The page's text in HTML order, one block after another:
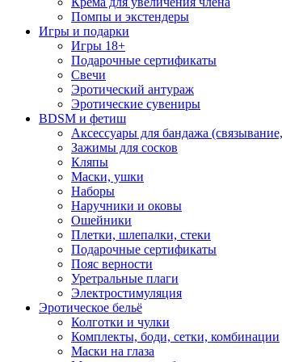
Помпы и экстендеры
Игры и подарки
Игры 18+
Подарочные сертификаты
Свечи
Эротический антураж
Эротические сувениры
BDSM и фетиш
Аксессуары для бандажа
Зажимы для сосков
Кляпы
Маски, ушки
Наборы
Наручники и оковы
Ошейники
Плетки, шлепалки, стеки
Подарочные сертификаты
Пояс верности
Уретральные плаги
Электростимуляция
Эротическое бельё
Колготки и чулки
Комплекты, боди, сетки, комбинации
Маски на глаза